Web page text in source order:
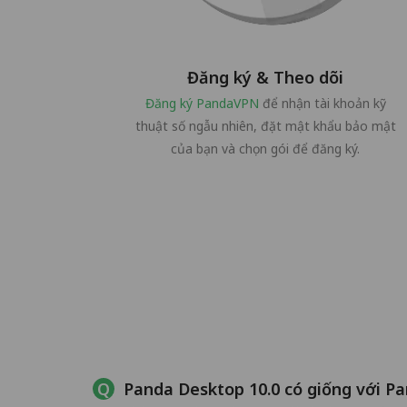
Đăng ký & Theo dõi
Đăng ký PandaVPN để nhận tài khoản kỹ
thuật số ngẫu nhiên, đặt mật khẩu bảo mật
của bạn và chọn gói để đăng ký.
Panda Desktop 10.0 có giống với